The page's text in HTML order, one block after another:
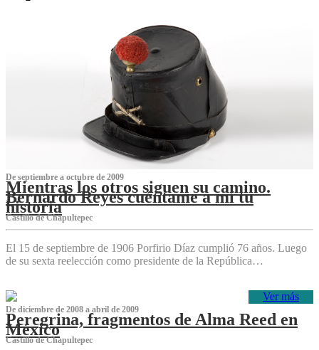
De septiembre a octubre de 2009
Mientras los otros siguen su camino.
Bernardo Reyes cuéntame a mí tu
historia
Castillo de Chapultepec
El 15 de septiembre de 1906 Porfirio Díaz cumplió 76 años. Luego
de su sexta reelección como presidente de la República…
Ver más
De diciembre de 2008 a abril de 2009
Peregrina, fragmentos de Alma Reed en
México
Castillo de Chapultepec